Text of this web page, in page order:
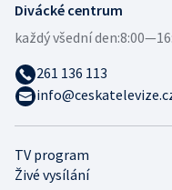
TV program
Živé vysílání
Divácké centrum
každý všední den:
261 136 113